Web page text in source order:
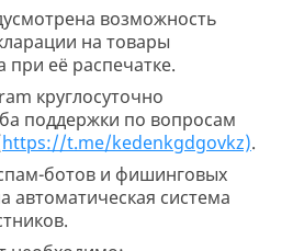
возможность
на товары
при её распечатке.
круглосуточно
поддержки по вопросам
https://t.me/kedenkgdgovkz).
ботов и фишинговых
автоматическая система